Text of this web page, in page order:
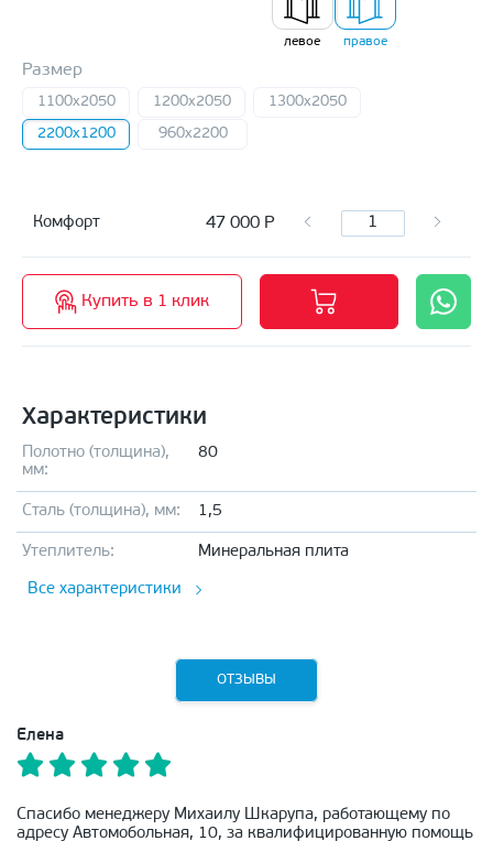
левое правое
Размер
1100х2050 1200х2050
1300х2050
2200х1200
960x2200
Комфорт 47 000 Р
Купить в 1 клик
Характеристики
Полотно (толщина),
мм:
80
Сталь (толщина), мм: 1,5
Утеплитель: Минеральная плита
Все характеристики
ОТЗЫВЫ
Елена
Спасибо менеджеру Михаилу Шкарупа, работающему по
адресу Автомобольная, 10, за квалифицированную помощь